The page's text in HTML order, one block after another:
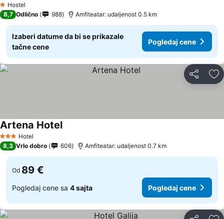
1 Zvezdice
Hostel
8,7 Odlično 988 Amfiteatar: udaljenost 0.5 km
Izaberi datume da bi se prikazale
tačne cene
Pogledaj cene
Deli
3 Zvezdice
Hotel
Artena Hotel
8,3 Vrlo dobro 606 Amfiteatar: udaljenost 0.7 km
Od 89 €
Pogledaj cene sa 4 sajta Pogledaj cene